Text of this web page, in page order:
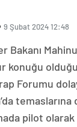
9 Şubat 2024 12:48
Bakanı
konuğu
Forumu
pilot